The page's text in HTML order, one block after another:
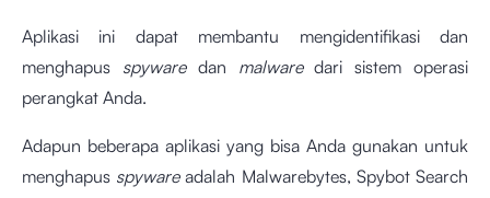
Aplikasi ini dapat membantu mengidentifikasi dan
menghapus spywaredan malwaredari sistem operasi
perangkat Anda.
Adapun beberapa aplikasi yang bisa Anda gunakan untuk
menghapus spywareadalah Malwarebytes, Spybot Search